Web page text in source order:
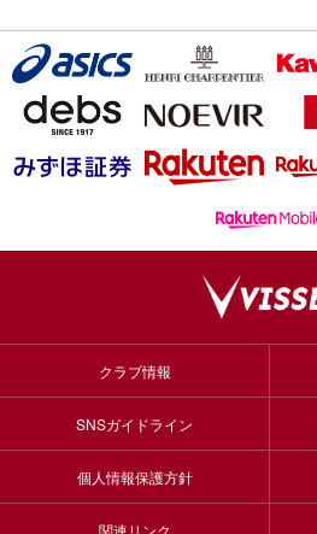
クラブ情報
SNSガイドライン
個人情報保護方針